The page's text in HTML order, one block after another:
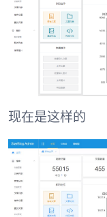
现在是这样的